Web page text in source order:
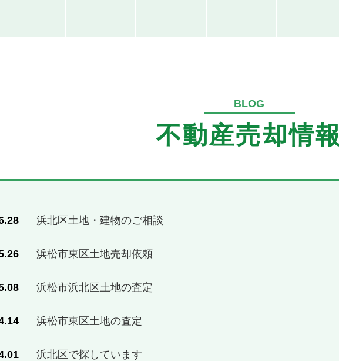
BLOG
不動産売却情報
浜北区土地・建物のご相談
浜松市東区土地売却依頼
浜松市浜北区土地の査定
浜松市東区土地の査定
浜北区で探しています